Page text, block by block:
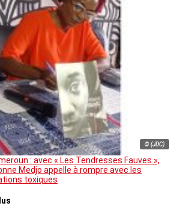
© (JDC)
: avec « Les Tendresses Fauves »,
Medjo appelle à rompre avec les
toxiques